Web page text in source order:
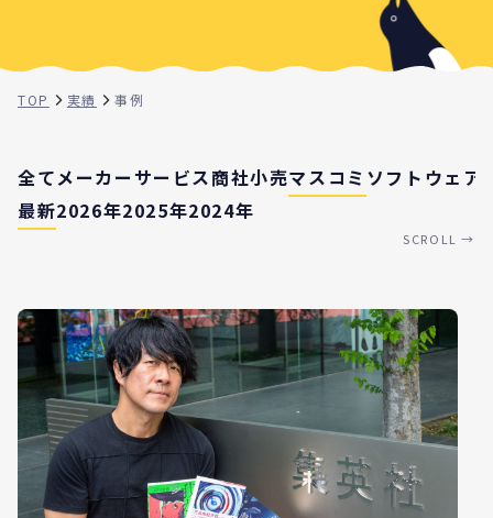
TOP 実績 事例
全てメーカー サービス商社小売マスコミ ソフトウェア
最新2026年2025年2024年
SCROLL →